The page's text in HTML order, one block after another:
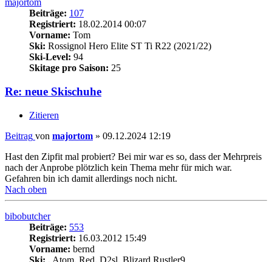
majortom
Beiträge: 107
Registriert: 18.02.2014 00:07
Vorname: Tom
Ski: Rossignol Hero Elite ST Ti R22 (2021/22)
Ski-Level: 94
Skitage pro Saison: 25
Re: neue Skischuhe
Zitieren
Beitrag von majortom » 09.12.2024 12:19
Hast den Zipfit mal probiert? Bei mir war es so, dass der Mehrpreis
nach der Anprobe plötzlich kein Thema mehr für mich war.
Gefahren bin ich damit allerdings noch nicht.
Nach oben
bibobutcher
Beiträge: 553
Registriert: 16.03.2012 15:49
Vorname: bernd
Ski: , Atom. Red. D2sl, Blizard Rustler9